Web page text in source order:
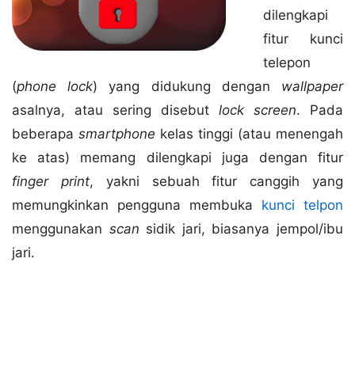
dilengkapi
fitur kunci
telepon
(phone lock) yang didukung dengan wallpaper
asalnya, atau sering disebut lock screen. Pada
beberapa smartphone kelas tinggi (atau menengah
ke atas) memang dilengkapi juga dengan fitur
finger print, yakni sebuah fitur canggih yang
memungkinkan pengguna membuka kunci telpon
menggunakan scan sidik jari, biasanya jempol/ibu
jari.